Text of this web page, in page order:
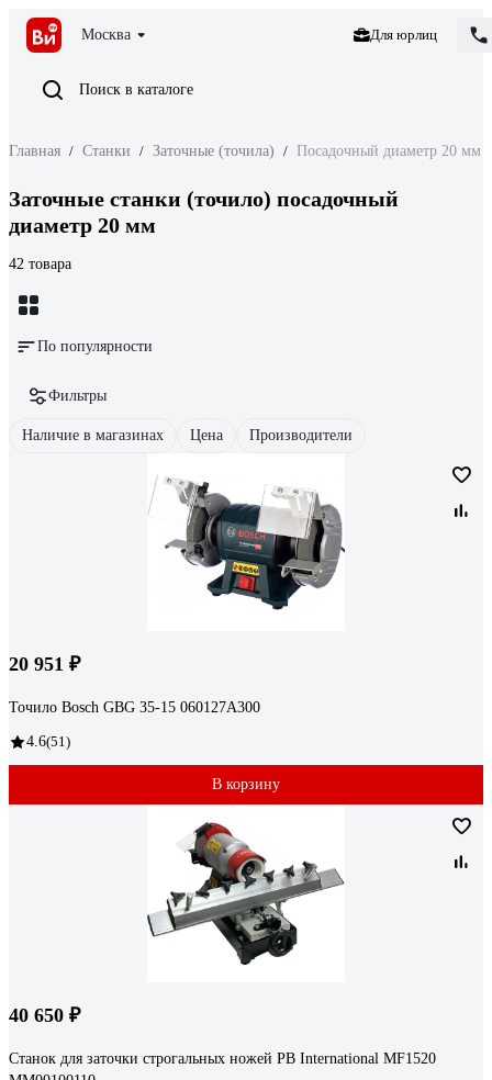
Москва Для юрлиц
Поиск в каталоге
Главная / Станки / Заточные (точила) / Посадочный диаметр 20 мм
Заточные станки (точило) посадочный
диаметр 20 мм
42 товара
По популярности
Фильтры
Наличие в магазинах Цена Производители
20 951 ₽
Точило Bosch GBG 35-15 060127A300
4.6(51)
В корзину
40 650 ₽
Станок для заточки строгальных ножей PB International MF1520